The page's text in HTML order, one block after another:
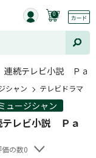
0
続テレビ小説 Ｐａ
シャン テレビドラマ
ュージシャン
レビ小説 Ｐａ
の数0